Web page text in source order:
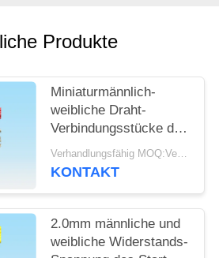
Produkte
Miniaturmännlich-
weibliche Draht-
Verbindungsstücke des
Start-Ziel-Sieg-
Verbindungsstück-
Verhandlungsfähig MOQ:Verhandelbar
KONTAKT
2.0mm männliche und
weibliche Widerstands-